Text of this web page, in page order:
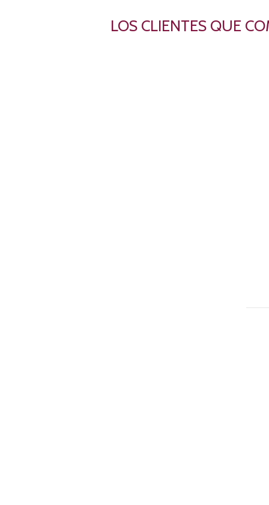
LOS CLIENTES QUE